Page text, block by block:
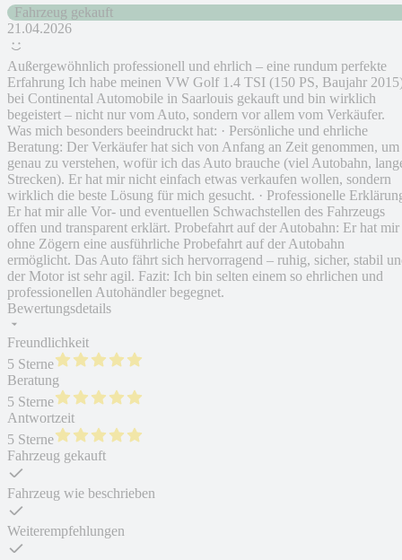
Fahrzeug gekauft
21.04.2026
Außergewöhnlich professionell und ehrlich – eine rundum perfekte
Erfahrung Ich habe meinen VW Golf 1.4 TSI (150 PS, Baujahr
bei Continental Automobile in Saarlouis gekauft und bin wirklich
begeistert – nicht nur vom Auto, sondern vor allem vom Verkäufer.
Was mich besonders beeindruckt hat: · Persönliche und ehrliche
Beratung: Der Verkäufer hat sich von Anfang an Zeit genommen, um
genau zu verstehen, wofür ich das Auto brauche (viel Autobahn,
Strecken). Er hat mir nicht einfach etwas verkaufen wollen, sondern
wirklich die beste Lösung für mich gesucht. · Professionelle
Er hat mir alle Vor- und eventuellen Schwachstellen des Fahrzeugs
offen und transparent erklärt. Probefahrt auf der Autobahn: Er hat mir
ohne Zögern eine ausführliche Probefahrt auf der Autobahn
ermöglicht. Das Auto fährt sich hervorragend – ruhig, sicher, stabil
der Motor ist sehr agil. Fazit: Ich bin selten einem so ehrlichen und
professionellen Autohändler begegnet.
Bewertungsdetails
Freundlichkeit
5 Sterne
Beratung
5 Sterne
Antwortzeit
5 Sterne
Fahrzeug gekauft
Fahrzeug wie beschrieben
Weiterempfehlungen